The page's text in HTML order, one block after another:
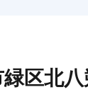
区北